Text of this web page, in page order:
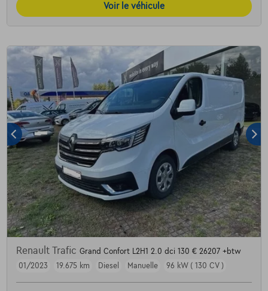
Voir le véhicule
Renault Trafic Grand Confort L2H1 2.0 dci 130 € 26207 +btw
01/2023
19.675 km Diesel Manuelle 96 kW ( 130 CV )